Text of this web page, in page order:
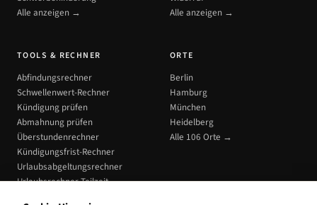
Alle anzeigen →
Alle anzeigen →
TOOLS & RECHNER
Abfindungsrechner
Schwellenwert-Rechner
Kündigung prüfen
Abmahnung prüfen
Überstundenrechner
Kündigungsfrist-Rechner
Urlaubsabgeltungsrechner
Urlaubsrechner Teilzeit
ORTE
Berlin
Hamburg
München
Heidelberg
Alle 106 Orte →